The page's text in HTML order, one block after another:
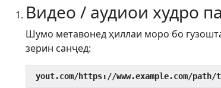
Видео / аудиои худро
Шумо метавонед ҳиллаи моро бо
зерин санҷед:
yout.com/https://www.example.com/